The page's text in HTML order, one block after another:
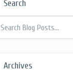
Search
Archives